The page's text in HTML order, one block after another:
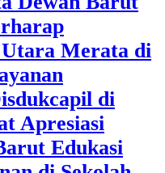
Merata di
di
Apresiasi
Edukasi